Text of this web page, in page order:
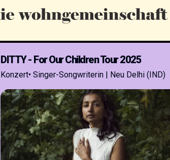
DITTY - For Our Children Tour 2025
Konzert• Singer-Songwriterin | Neu Delhi (IND)